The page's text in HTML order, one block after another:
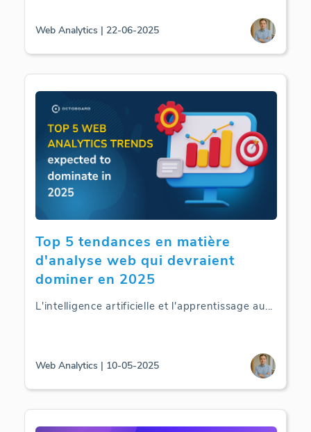
Web Analytics | 22-06-2025
Top 5 tendances en matière
d'analyse web qui devraient
dominer en 2025
L'intelligence artificielle et l'apprentissage au...
Web Analytics | 10-05-2025